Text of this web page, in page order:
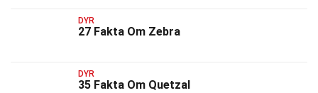
DYR
27 Fakta Om Zebra
DYR
35 Fakta Om Quetzal